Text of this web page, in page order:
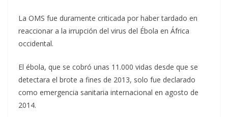
La OMS fue duramente criticada por haber tardado en
reaccionar a la irrupción del virus del Ébola en África
occidental.
El ébola, que se cobró unas 11.000 vidas desde que se
detectara el brote a fines de 2013, solo fue declarado
como emergencia sanitaria internacional en agosto de
2014.